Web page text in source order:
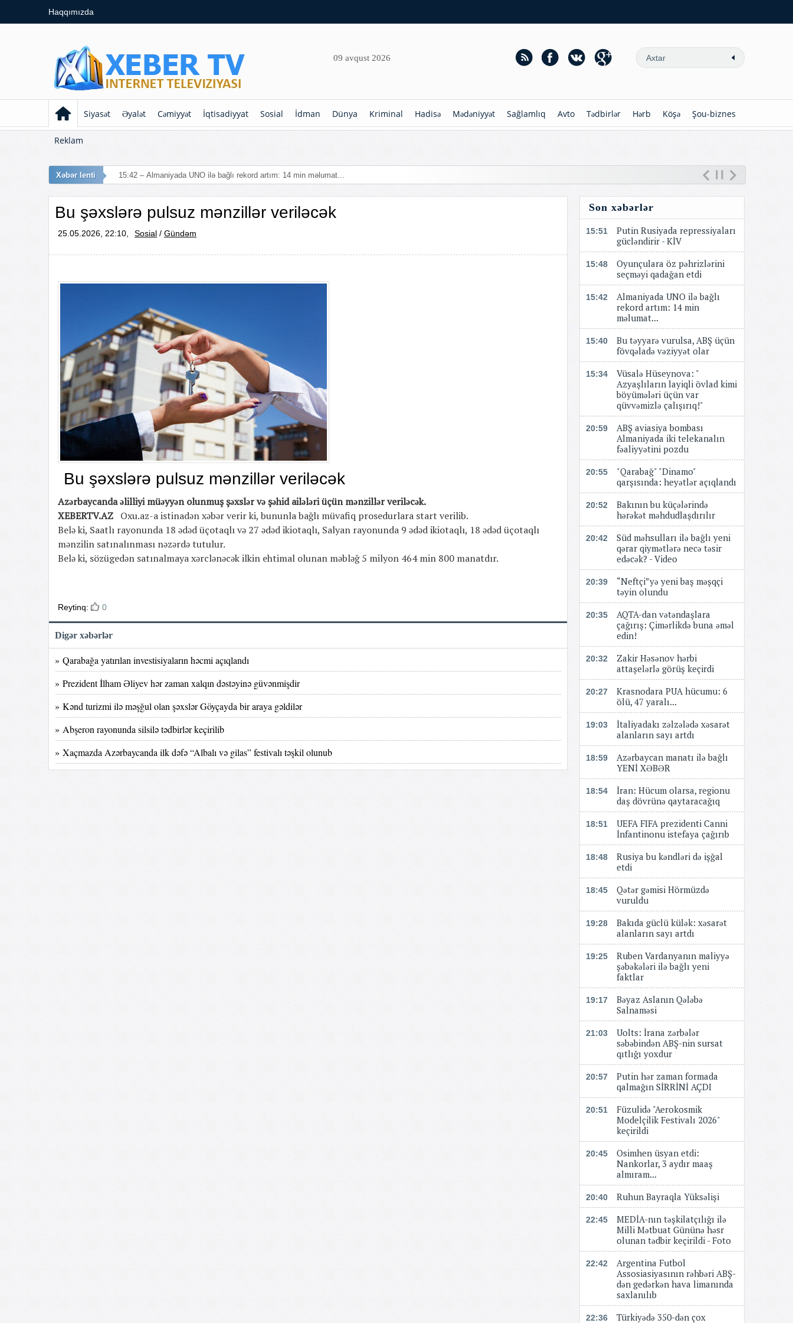
Haqqımızda
09 avqust 2026
Siyasət Əyalət Cəmiyyət İqtisadiyyat Sosial İdman Dünya Kriminal Hadisə Mədəniyyət Sağlamlıq Avto Tədbirlər Hərb Köşə Şou-biznes
Reklam
Xəbər lenti 15:42 – Almaniyada UNO ilə bağlı rekord artım: 14 min məlumat...
Bu şəxslərə pulsuz mənzillər veriləcək
25.05.2026, 22:10, Sosial / Gündəm
Bu şəxslərə pulsuz mənzillər veriləcək
Azərbaycanda əlilliyi müəyyən olunmuş şəxslər və şəhid ailələri üçün mənzillər veriləcək.
XEBERTV.AZ Oxu.az-a istinadən xəbər verir ki, bununla bağlı müvafiq prosedurlara start verilib.
Belə ki, Saatlı rayonunda 18 ədəd üçotaqlı və 27 ədəd ikiotaqlı, Salyan rayonunda 9 ədəd ikiotaqlı, 18 ədəd üçotaqlı
mənzilin satınalınması nəzərdə tutulur.
Belə ki, sözügedən satınalmaya xərclənəcək ilkin ehtimal olunan məbləğ 5 milyon 464 min 800 manatdır.
Reytinq: 0
Digər xəbərlər
» Qarabağa yatırılan investisiyaların həcmi açıqlandı
» Prezident İlham Əliyev hər zaman xalqın dəstəyinə güvənmişdir
» Kənd turizmi ilə məşğul olan şəxslər Göyçayda bir araya gəldilər
» Abşeron rayonunda silsilə tədbirlər keçirilib
» Xaçmazda Azərbaycanda ilk dəfə “Albalı və gilas” festivalı təşkil olunub
Son xəbərlər
15:51
Putin Rusiyada repressiyaları
gücləndirir - KİV
15:48
Oyunçulara öz pəhrizlərini
seçməyi qadağan etdi
15:42
Almaniyada UNO ilə bağlı
rekord artım: 14 min
məlumat...
15:40
Bu təyyarə vurulsa, ABŞ üçün
fövqəladə vəziyyət olar
15:34
Vüsalə Hüseynova: "
Azyaşlıların layiqli övlad kimi
böyümələri üçün var
qüvvəmizlə çalışırıq!"
20:59
ABŞ aviasiya bombası
Almaniyada iki telekanalın
fəaliyyətini pozdu
20:55
"Qarabağ" "Dinamo"
qarşısında: heyətlər açıqlandı
20:52
Bakının bu küçələrində
hərəkət məhdudlaşdırılır
20:42
Süd məhsulları ilə bağlı yeni
qərar qiymətlərə necə təsir
edəcək? - Video
20:39
“Neftçi”yə yeni baş məşqçi
təyin olundu
20:35
AQTA-dan vətəndaşlara
çağırış: Çimərlikdə buna əməl
edin!
20:32
Zakir Həsənov hərbi
attaşelərlə görüş keçirdi
20:27
Krasnodara PUA hücumu: 6
ölü, 47 yaralı...
19:03
İtaliyadakı zəlzələdə xəsarət
alanların sayı artdı
18:59
Azərbaycan manatı ilə bağlı
YENİ XƏBƏR
18:54
​​​​​​​İran: Hücum olarsa, regionu
daş dövrünə qaytaracağıq
18:51
UEFA FIFA prezidenti Canni
İnfantinonu istefaya çağırıb
18:48
Rusiya bu kəndləri də işğal
etdi
18:45
Qətər gəmisi Hörmüzdə
vuruldu
19:28
Bakıda güclü külək: xəsarət
alanların sayı artdı
19:25
Ruben Vardanyanın maliyyə
şəbəkələri ilə bağlı yeni
faktlar
19:17
Bəyaz Aslanın Qələbə
Salnaməsi
21:03
Uolts: İrana zərbələr
səbəbindən ABŞ-nin sursat
qıtlığı yoxdur
20:57
Putin hər zaman formada
qalmağın SİRRİNİ AÇDI
20:51
Füzulidə "Aerokosmik
Modelçilik Festivalı 2026"
keçirildi
20:45
Osimhen üsyan etdi:
Nankorlar, 3 aydır maaş
almıram...
20:40 Ruhun Bayraqla Yüksəlişi
22:45
MEDİA-nın təşkilatçılığı ilə
Milli Mətbuat Gününə həsr
olunan tədbir keçirildi - Foto
22:42
Argentina Futbol
Assosiasiyasının rəhbəri ABŞ-
dən gedərkən hava limanında
saxlanılıb
22:36
Türkiyədə 350-dən çox